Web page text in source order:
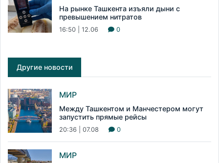
На рынке Ташкента изъяли дыни с
превышением нитратов
16:50 | 12.06 0
Другие новости
МИР
Между Ташкентом и Манчестером могут
запустить прямые рейсы
20:36 | 07.08 0
МИР